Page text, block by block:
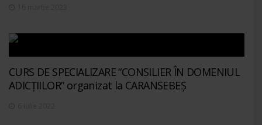
CURS DE SPECIALIZARE “CONSILIER ÎN DOMENIUL
ADICȚIILOR” organizat la CARANSEBEȘ